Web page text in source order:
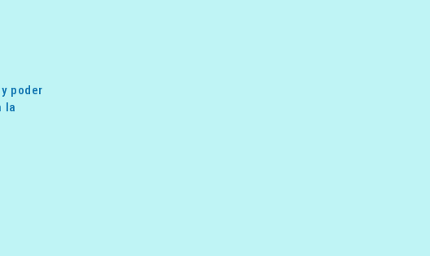
poder
la